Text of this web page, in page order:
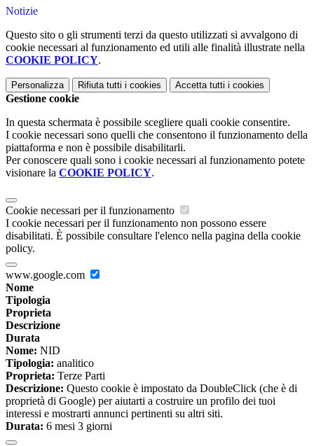
Notizie
Questo sito o gli strumenti terzi da questo utilizzati si avvalgono di
cookie necessari al funzionamento ed utili alle finalità illustrate nella
COOKIE POLICY.
Personalizza Rifiuta tutti i cookies Accetta tutti i cookies
Gestione cookie
In questa schermata è possibile scegliere quali cookie consentire.
I cookie necessari sono quelli che consentono il funzionamento della
piattaforma e non è possibile disabilitarli.
Per conoscere quali sono i cookie necessari al funzionamento potete
visionare la COOKIE POLICY.
Cookie necessari per il funzionamento
I cookie necessari per il funzionamento non possono essere
disabilitati. È possibile consultare l'elenco nella pagina della cookie
policy.
www.google.com
Nome
Tipologia
Proprieta
Descrizione
Durata
Nome: NID
Tipologia: analitico
Proprieta: Terze Parti
Descrizione: Questo cookie è impostato da DoubleClick (che è di
proprietà di Google) per aiutarti a costruire un profilo dei tuoi
interessi e mostrarti annunci pertinenti su altri siti.
Durata: 6 mesi 3 giorni